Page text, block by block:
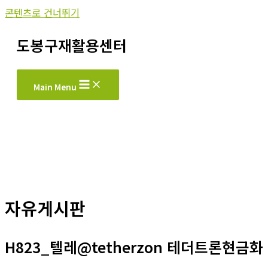
콘텐츠로 건너뛰기
도봉구재활용센터
Main Menu
자유게시판
H823_텔레@tetherzon 테더트론현금화